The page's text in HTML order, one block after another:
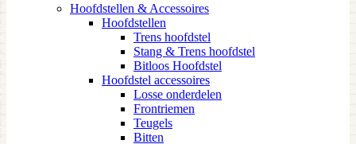
Hoofdstellen & Accessoires
Hoofdstellen
Trens hoofdstel
Stang & Trens hoofdstel
Bitloos Hoofdstel
Hoofdstel accessoires
Losse onderdelen
Frontriemen
Teugels
Bitten